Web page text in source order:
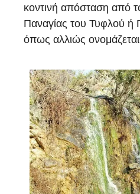
κοντινή απόσταση από
Παναγίας του Τυφλού ή
όπως αλλιώς